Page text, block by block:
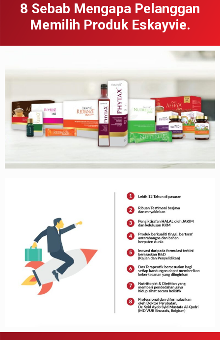
8 Sebab Mengapa Pelanggan
Memilih Produk Eskayvie.